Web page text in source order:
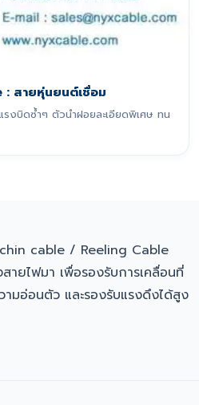
สายหุ่นยนต์เชื่อม
งบิดซ้ำๆ ตัวนำฝอยละเอียดพิเศษ ทน
cable / Reeling Cable
ายไฟมา เพื่อรองรับการเคลื่อนที่
ามอ่อนตัว และรองรับแรงดึงได้สูง